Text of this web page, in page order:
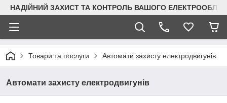
НАДІЙНИЙ ЗАХИСТ ТА КОНТРОЛЬ ВАШОГО
Товари та послуги Автомати захисту електродвигунів
Автомати захисту електродвигунів